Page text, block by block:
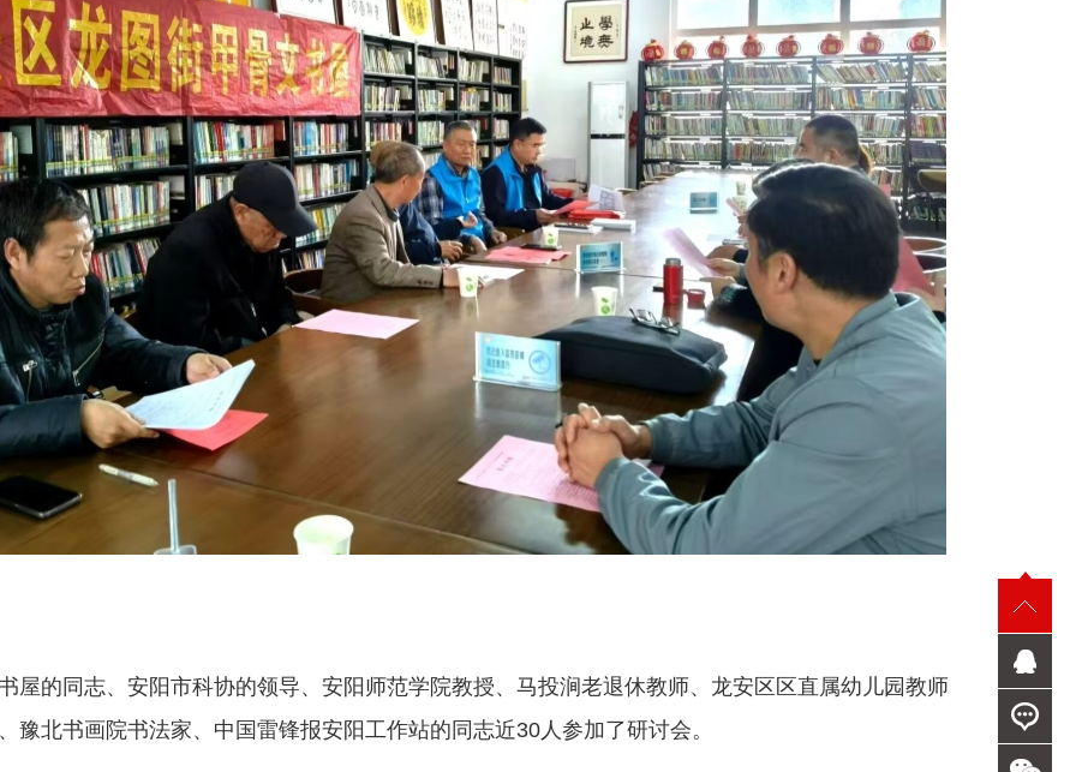
屋的同志、安阳市科协的领导、安阳师范学院教授、马投涧老退休教师、龙安区区直属幼儿园教师
豫北书画院书法家、中国雷锋报安阳工作站的同志近30人参加了研讨会。